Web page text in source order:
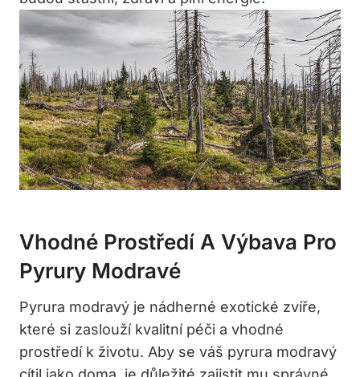
Vhodné Prostředí A Výbava Pro
Pyrury Modravé
Pyrura modravý je nádherné exotické ⁢zvíře,‌
které si zaslouží kvalitní⁢ péči a vhodné
prostředí k životu. Aby se ​váš‍ pyrura modravý